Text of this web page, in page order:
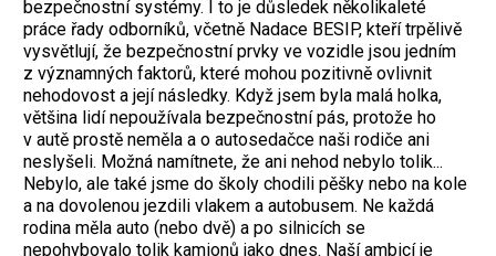
bezpečnostní systémy. I to je důsledek několikaleté
práce řady odborníků, včetně Nadace BESIP, kteří trpělivě
vysvětlují, že bezpečnostní prvky ve vozidle jsou jedním
z významných faktorů, které mohou pozitivně ovlivnit
nehodovost a její následky. Když jsem byla malá holka,
většina lidí nepoužívala bezpečnostní pás, protože ho
v autě prostě neměla a o autosedačce naši rodiče ani
neslyšeli. Možná namítnete, že ani nehod nebylo tolik...
Nebylo, ale také jsme do školy chodili pěšky nebo na kole
a na dovolenou jezdili vlakem a autobusem. Ne každá
rodina měla auto (nebo dvě) a po silnicích se
nepohybovalo tolik kamionů jako dnes. Naší ambicí je